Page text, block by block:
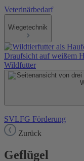
Veterinärbedarf
Wiegetechnik
Wildfutter
SVLFG Förderung
Zurück
Geflügel